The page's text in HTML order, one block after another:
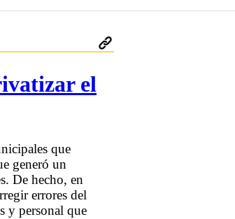
el
que
generó un
De hecho, en
errores del
y personal que